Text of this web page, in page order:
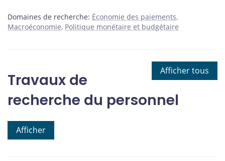
Domaines de recherche: Économie des paiements
Macroéconomie Politique monétaire et budgétaire
Afficher tous
Travaux de
recherche du personnel
Afficher